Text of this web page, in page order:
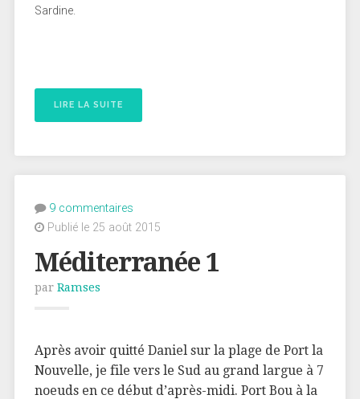
Sardine.
LIRE LA SUITE
9 commentaires
Publié le 25 août 2015
Méditerranée 1
par Ramses
Après avoir quitté Daniel sur la plage de Port la
Nouvelle, je file vers le Sud au grand largue à 7
noeuds en ce début d’après-midi. Port Bou à la